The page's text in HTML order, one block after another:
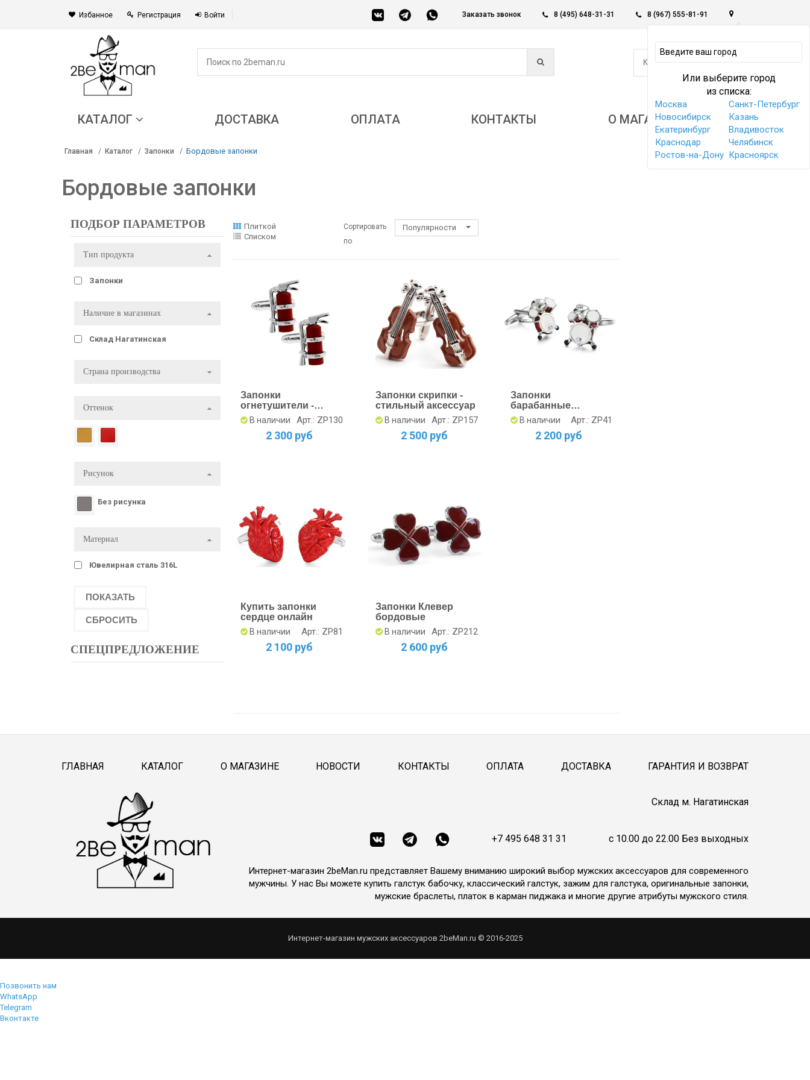
Избанное Регистрация Войти Заказать звонок 8 (495) 648-31-31 8 (967) 555-81-91
Или выберите город
из списка:
Москва
Санкт-Петербург
Новосибирск
Казань
Екатеринбург
Владивосток
Краснодар
Челябинск
Ростов-на-Дону Красноярск
КОРЗИНА -
0
КАТАЛОГ ДОСТАВКА ОПЛАТА КОНТАКТЫ О МАГАЗИНЕ
Главная Каталог Запонки Бордовые запонки
Бордовые запонки
ПОДБОР ПАРАМЕТРОВ
Тип продукта
Запонки
Наличие в магазинах
Склад Нагатинская
Страна производства
Оттенок
Рисунок
Без рисунка
Материал
Ювелирная сталь 316L
СПЕЦПРЕДЛОЖЕНИЕ
Плиткой
Списком
Сортировать
по
Популярности
Запонки
огнетушители -
стильные
аксессуары для
мужчин
В наличии Арт.: ZP130
2 300 руб
Запонки скрипки -
стильный аксессуар
В наличии Арт.: ZP157
2 500 руб
Запонки
барабанные
установки
В наличии Арт.: ZP41
2 200 руб
Купить запонки
сердце онлайн
В наличии Арт.: ZP81
2 100 руб
Запонки Клевер
бордовые
В наличии Арт.: ZP212
2 600 руб
ГЛАВНАЯ КАТАЛОГ О МАГАЗИНЕ НОВОСТИ КОНТАКТЫ ОПЛАТА ДОСТАВКА ГАРАНТИЯ И ВОЗВРАТ
Cклад м. Нагатинская
+7 495 648 31 31 c 10.00 до 22.00 Без выходных
Интернет-магазин 2beMan.ru представляет Вашему вниманию широкий выбор мужских аксессуаров для современного
мужчины. У нас Вы можете купить галстук бабочку, классический галстук, зажим для галстука, оригинальные запонки,
мужские браслеты, платок в карман пиджака и многие другие атрибуты мужского стиля.
Интернет-магазин мужских аксессуаров 2beMan.ru © 2016-2025
Позвонить нам
WhatsApp
Telegram
Вконтакте